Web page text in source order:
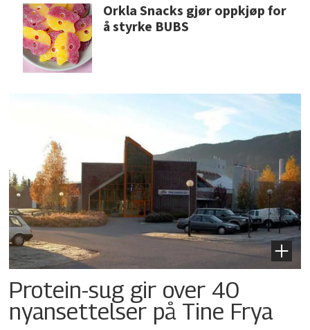
Orkla Snacks gjør oppkjøp for
å styrke BUBS
Protein-sug gir over 40
nyansettelser på Tine Frya